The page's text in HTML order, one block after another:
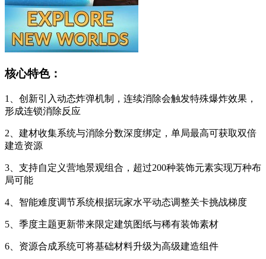
核心特色：
1、创新引入动态炸弹机制，连续消除会触发特殊爆炸效果，
形成连锁消除反应
2、建材收集系统与消除分数深度绑定，单局最高可获取双倍
建造资源
3、支持自定义营地景观组合，超过200种装饰元素实现万种布
局可能
4、智能难度调节系统根据玩家水平动态调整关卡挑战梯度
5、季度主题更新带来限定建筑图纸与稀有装饰素材
6、资源合成系统可将基础材料升级为高级建造组件